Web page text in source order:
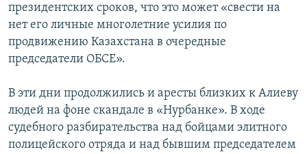
президентских сроков, что это может «свести на
нет его личные многолетние усилия по
продвижению Казахстана в очередные
председатели ОБСЕ».
В эти дни продолжились и аресты близких к Алиеву
людей на фоне скандале в «Нурбанке». В ходе
судебного разбирательства над бойцами элитного
полицейского отряда и над бывшим председателем